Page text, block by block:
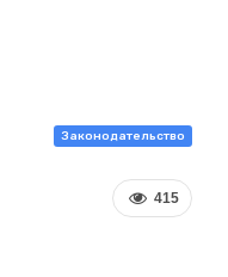
Законодательство
415